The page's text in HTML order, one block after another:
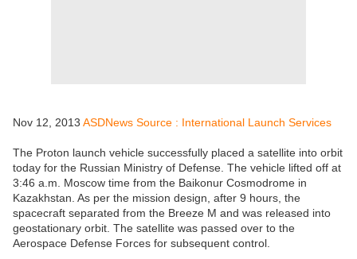
Nov 12, 2013 ASDNews Source : International Launch Services
The Proton launch vehicle successfully placed a satellite into orbit
today for the Russian Ministry of Defense. The vehicle lifted off at
3:46 a.m. Moscow time from the Baikonur Cosmodrome in
Kazakhstan. As per the mission design, after 9 hours, the
spacecraft separated from the Breeze M and was released into
geostationary orbit. The satellite was passed over to the
Aerospace Defense Forces for subsequent control.